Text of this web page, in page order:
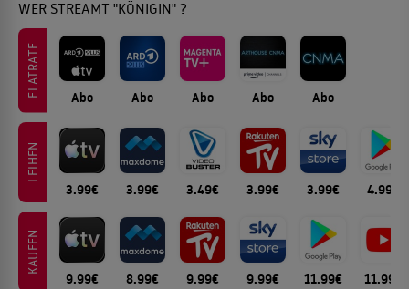
WER STREAMT "KÖNIGIN" ?
FLATRATE Abo Abo Abo Abo Abo
LEIHEN
3.99€ 3.99€ 3.49€ 3.99€ 3.99€ 4.99€
KAUFEN
9.99€ 8.99€ 9.99€ 9.99€ 11.99€ 11.99€